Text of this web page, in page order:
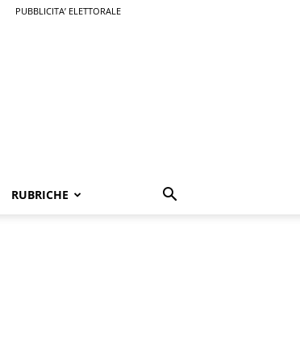
PUBBLICITA’ ELETTORALE
RUBRICHE